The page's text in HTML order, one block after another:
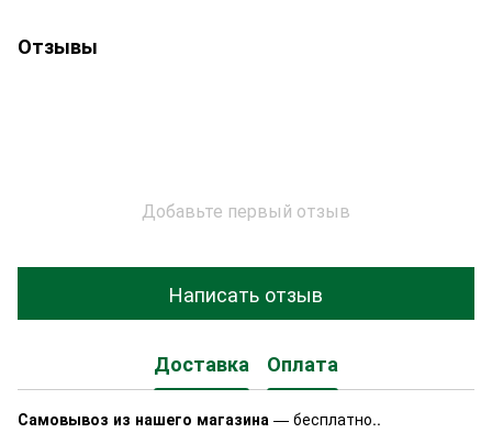
Отзывы
Добавьте первый отзыв
Написать отзыв
Доставка Оплата
Самовывоз из нашего магазина — бесплатно..